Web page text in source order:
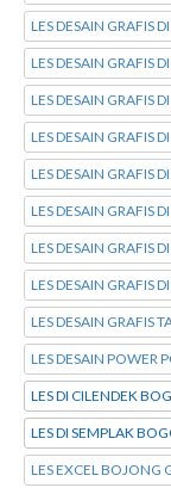
LES DESAIN GRAFIS
LES DESAIN GRAFIS
LES DESAIN GRAFIS
LES DESAIN GRAFIS
LES DESAIN GRAFIS
LES DESAIN GRAFIS
LES DESAIN GRAFIS
LES DESAIN GRAFIS
LES DESAIN GRAFIS
LES DESAIN POWER
LES DI CILENDEK
LES DI SEMPLAK
LES EXCEL BOJONG